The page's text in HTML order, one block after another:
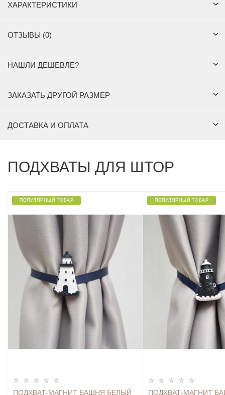
ХАРАКТЕРИСТИКИ
ОТЗЫВЫ (0)
НАШЛИ ДЕШЕВЛЕ?
ЗАКАЗАТЬ ДРУГОЙ РАЗМЕР
ДОСТАВКА И ОПЛАТА
ПОДХВАТЫ ДЛЯ ШТОР
ПОПУЛЯРНЫЙ ТОВАР
ПОДХВАТ-МАГНИТ БАШНЯ БЕЛЫЙ
ПОПУЛЯРНЫЙ ТОВАР
ПОДХВАТ-МАГНИТ